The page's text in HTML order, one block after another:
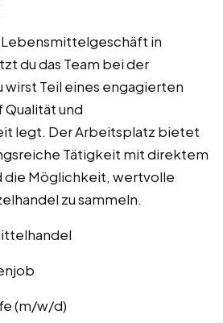
in
du das Team bei der
Teil eines engagierten
Qualität und
legt. Der Arbeitsplatz bietet
Tätigkeit mit direktem
die Möglichkeit, wertvolle
zu sammeln.
(m/w/d)